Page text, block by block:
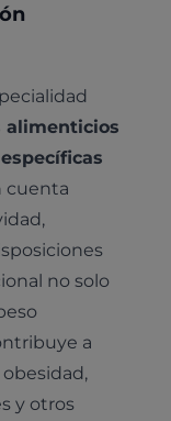
alimenticios
cuenta
no solo
a
y otros